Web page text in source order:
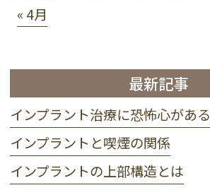
« 4月
最新記事
インプラントと喫煙の関係
インプラントの上部構造とは